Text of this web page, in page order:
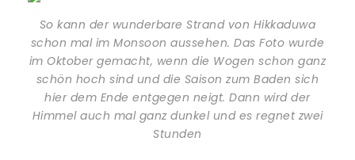
So kann der wunderbare Strand von Hikkaduwa
schon mal im Monsoon aussehen. Das Foto wurde
im Oktober gemacht, wenn die Wogen schon ganz
schön hoch sind und die Saison zum Baden sich
hier dem Ende entgegen neigt. Dann wird der
Himmel auch mal ganz dunkel und es regnet zwei
Stunden